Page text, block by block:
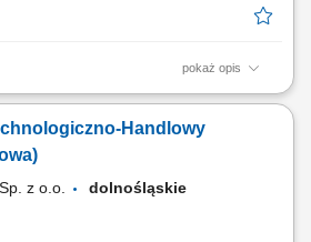
pokaż opis
ds. Żywienia w kilku lokalizacjach w Polsce.
nowych klientów oraz rozwijanie
Budowanie długofalowych relacji z
Handlowy
z o.o.
dolnośląskie